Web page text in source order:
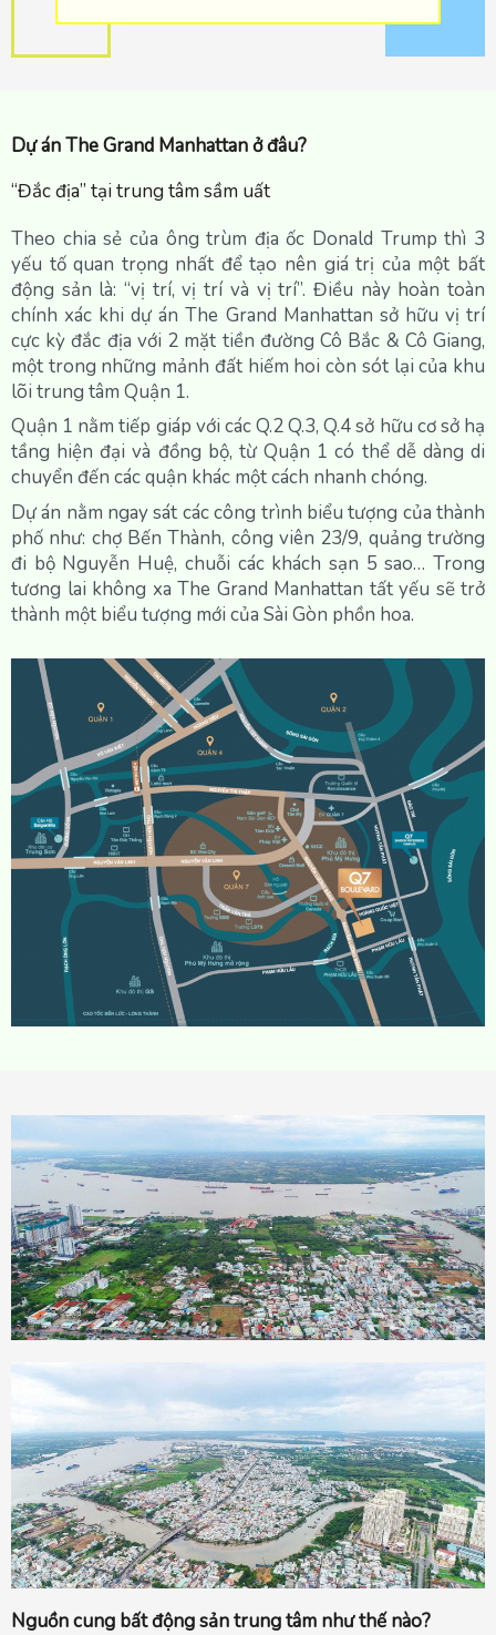
Dự án The Grand Manhattan ở đâu?
“Đắc địa” tại trung tâm sầm uất
Theo chia sẻ của ông trùm địa ốc Donald Trump thì 3
yếu tố quan trọng nhất để tạo nên giá trị của một bất
động sản là: “vị trí, vị trí và vị trí”. Điều này hoàn toàn
chính xác khi dự án The Grand Manhattan sở hữu vị trí
cực kỳ đắc địa với 2 mặt tiền đường Cô Bắc & Cô Giang,
một trong những mảnh đất hiếm hoi còn sót lại của khu
lõi trung tâm Quận 1.
Quận 1 nằm tiếp giáp với các Q.2 Q.3, Q.4 sở hữu cơ sở hạ
tầng hiện đại và đồng bộ, từ Quận 1 có thể dễ dàng di
chuyển đến các quận khác một cách nhanh chóng.
Dự án nằm ngay sát các công trình biểu tượng của thành
phố như: chợ Bến Thành, công viên 23/9, quảng trường
đi bộ Nguyễn Huệ, chuỗi các khách sạn 5 sao… Trong
tương lai không xa The Grand Manhattan tất yếu sẽ trở
thành một biểu tượng mới của Sài Gòn phồn hoa.
Nguồn cung bất động sản trung tâm như thế nào?